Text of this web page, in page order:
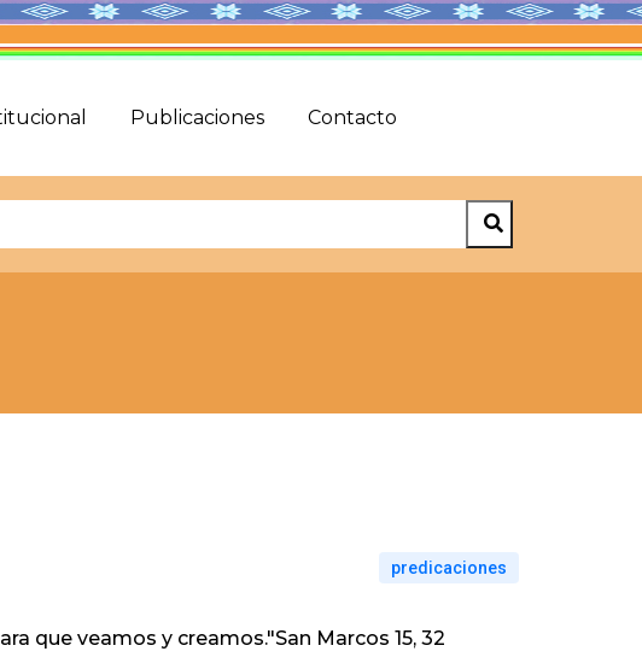
Publicaciones Contacto
predicaciones
que veamos y creamos."San Marcos 15, 32